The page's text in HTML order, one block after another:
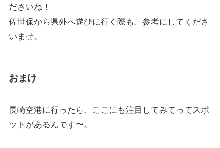
ださいね！
佐世保から県外へ遊びに行く際も、参考にしてくださ
いませ。
おまけ
長崎空港に行ったら、ここにも注目してみてってスポ
ットがあるんです〜。